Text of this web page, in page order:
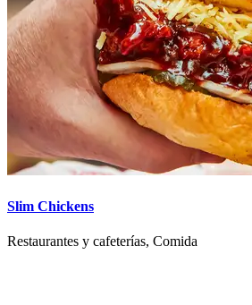
Slim Chickens
Restaurantes y cafeterías, Comida